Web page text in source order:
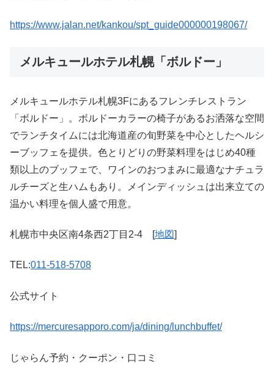
https://www.jalan.net/kankou/spt_guide000000198067/
メルキュールホテル札幌「ボルドー」
メルキュールホテル札幌3Fにあるフレンチレストラン
「ボルドー」。ボルドーカラーの椅子があるお洒落な空間
でランチタイムには北海道産の旬野菜を中心としたヘルシ
ーブッフェを提供。色とりどりの野菜料理をはじめ40種
類以上のブッフェで、ワインのおつまみに最適なナチュラ
ルチーズと生ハムもあり。メインディッシュは出来立ての
温かい料理を個人盛で用意。
札幌市中央区南4条西2丁目2-4 [地図]
TEL:011-518-5708
公式サイト
https://mercuresapporo.com/ja/dining/lunchbuffet/
じゃらん予約・クーポン・口コミ